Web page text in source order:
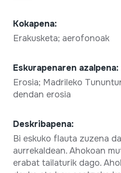
Kokapena:
Erakusketa; aerofonoak
Eskurapenaren azalpena:
Erosia; Madrileko
dendan erosia
Deskribapena:
Bi eskuko flauta zuzena
aurrekaldean. Ahokoan
erabat tailaturik dago.